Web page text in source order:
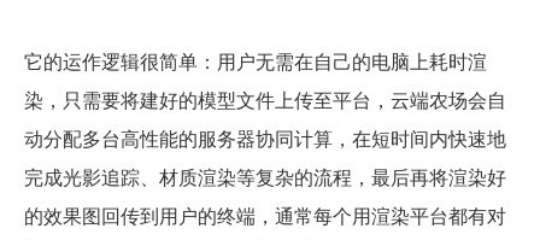
它的运作逻辑很简单：用户无需在自己的电脑上耗时渲
染，只需要将建好的模型文件上传至平台，云端农场会自
动分配多台高性能的服务器协同计算，在短时间内快速地
完成光影追踪、材质渲染等复杂的流程，最后再将渲染好
的效果图回传到用户的终端，通常每个用渲染平台都有对